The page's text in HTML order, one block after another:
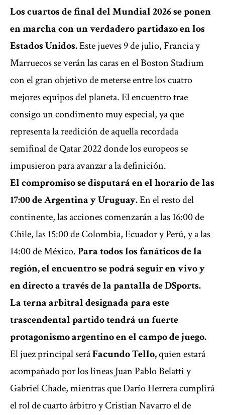
Los cuartos de final del Mundial 2026 se ponen
en marcha con un verdadero partidazo en los
Estados Unidos.Este jueves 9 de julio, Francia y
Marruecos se verán las caras en el Boston Stadium
con el gran objetivo de meterse entre los cuatro
mejores equipos del planeta. El encuentro trae
consigo un condimento muy especial, ya que
representa la reedición de aquella recordada
semifinal de Qatar 2022 donde los europeos se
impusieron para avanzar a la definición.
El compromiso se disputará en el horario de las
17:00 de Argentina y Uruguay.En el resto del
continente, las acciones comenzarán a las 16:00 de
Chile, las 15:00 de Colombia, Ecuador y Perú, y a las
14:00 de México.Para todos los fanáticos de la
región, el encuentro se podrá seguir en vivo y
en directo a través de la pantalla de DSports.
La terna arbitral designada para este
trascendental partido tendrá un fuerte
protagonismo argentino en el campo de juego.
El juez principal seráFacundo Tello,quien estará
acompañado por los líneas Juan Pablo Belatti y
Gabriel Chade, mientras que Darío Herrera cumplirá
el rol de cuarto árbitro y Cristian Navarro el de